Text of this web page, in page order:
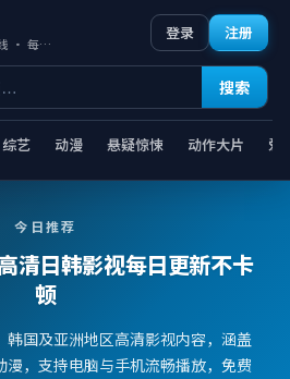
高清日韩片库 · 免费在线 · 每日更新
综艺 动漫 悬疑惊悚 动作大片 爱
搜索
登录 注册
今日推荐
清日韩影视每日更新不卡
顿
韩国及亚洲地区高清影视内容，涵盖
漫，支持电脑与手机流畅播放，免费